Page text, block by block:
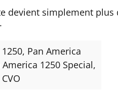
devient simplement plus
, Pan America
America 1250 Special,